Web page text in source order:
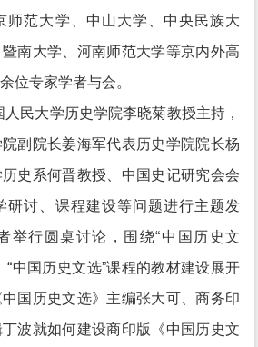
师范大学、中山大学、中央民族大
南大学、河南师范大学等京内外高
位专家学者与会。
民大学历史学院李晓菊教授主持，
副院长姜海军代表历史学院院长杨
史系何晋教授、中国史记研究会会
研讨、课程建设等问题进行主题发
举行圆桌讨论，围绕“中国历史文
“中国历史文选”课程的教材建设展开
国历史文选》主编张大可、商务印
波就如何建设商印版《中国历史文